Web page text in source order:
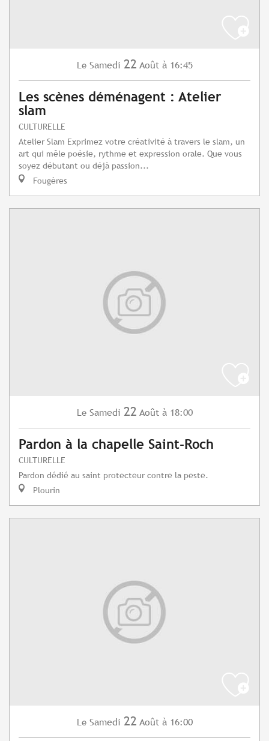
Le Samedi 22 Août à 16:45
Les scènes déménagent : Atelier
slam
CULTURELLE
Atelier Slam Exprimez votre créativité à travers le slam, un
art qui mêle poésie, rythme et expression orale. Que vous
soyez débutant ou déjà passion...
Fougères
Le Samedi 22 Août à 18:00
Pardon à la chapelle Saint-Roch
CULTURELLE
Pardon dédié au saint protecteur contre la peste.
Plourin
Le Samedi 22 Août à 16:00